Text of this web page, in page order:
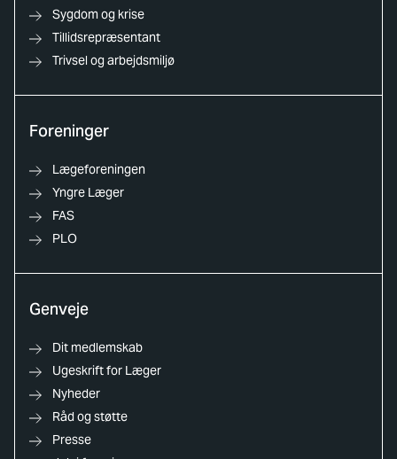
Sygdom og krise
Tillidsrepræsentant
Trivsel og arbejdsmiljø
Foreninger
Lægeforeningen
Yngre Læger
FAS
PLO
Genveje
Dit medlemskab
Ugeskrift for Læger
Nyheder
Råd og støtte
Presse